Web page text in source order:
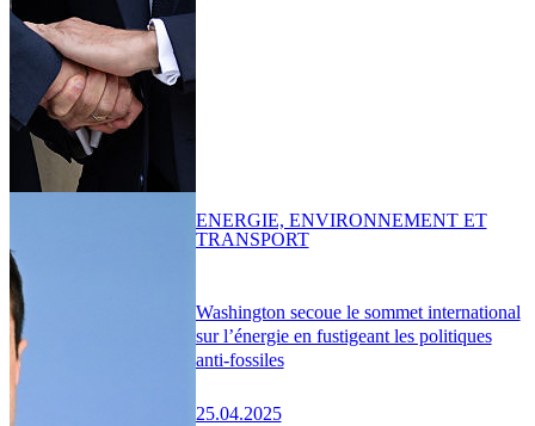
Washington secoue le sommet international
sur l’énergie en fustigeant les politiques
anti-fossiles
25.04.2025
ENERGIE, ENVIRONNEMENT ET
TRANSPORT